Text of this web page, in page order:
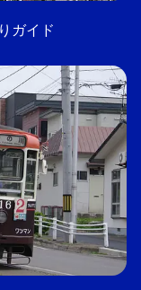
ガイド